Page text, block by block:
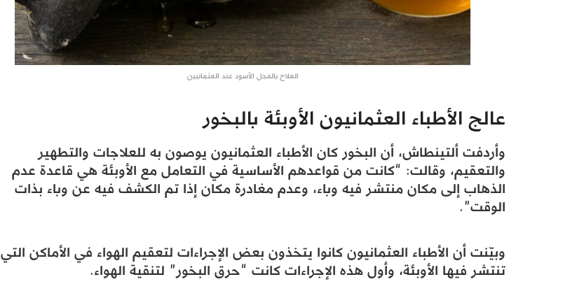
العلاج بالفجل الأسود عند العثمانيين
عالج الأطباء العثمانيون الأوبئة بالبخور
وأردفت ألتينطاش، أن البخور كان الأطباء العثمانيون يوصون به للعلاجات والتطهير
والتعقيم، وقالت: “كانت من قواعدهم الأساسية في التعامل مع الأوبئة هي قاعدة عدم
الذهاب إلى مكان منتشر فيه وباء، وعدم مغادرة مكان إذا تم الكشف فيه عن وباء بذات
الوقت”.
وبيّنت أن الأطباء العثمانيون كانوا يتخذون بعض الإجراءات لتعقيم الهواء في الأماكن التي
تنتشر فيها الأوبئة، وأول هذه الإجراءات كانت “حرق البخور” لتنقية الهواء.